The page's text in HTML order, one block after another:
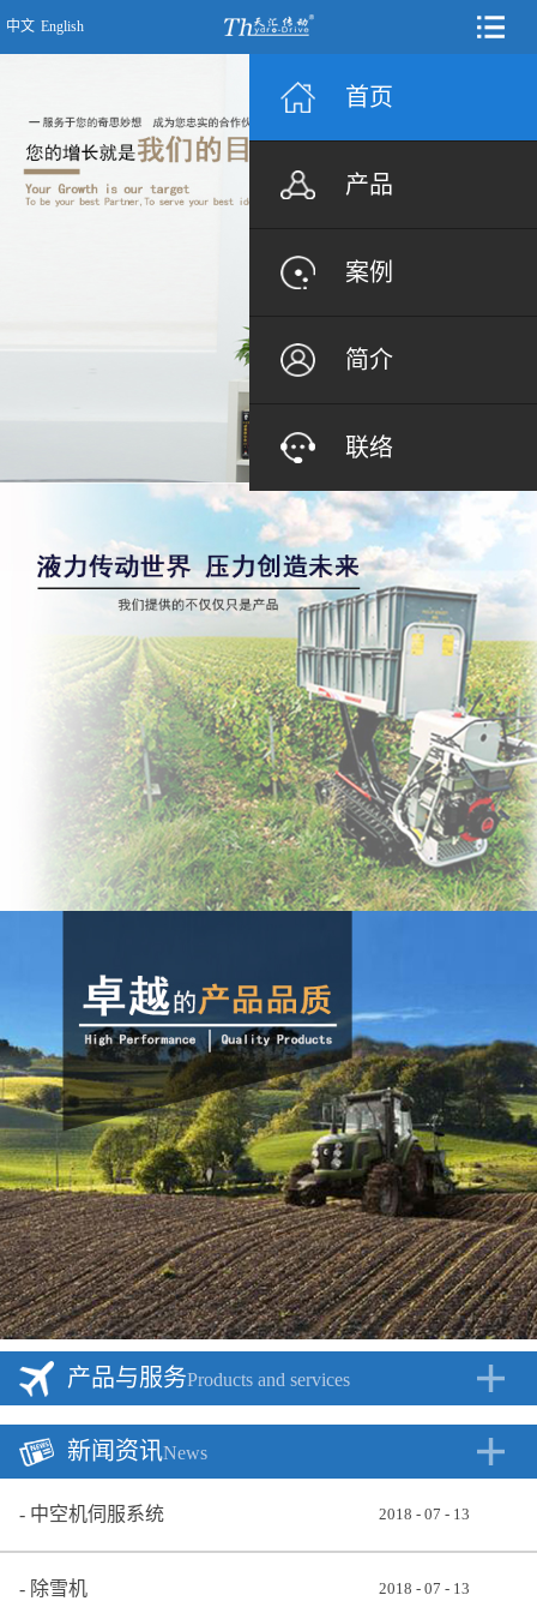
中文 English
首页
产品
案例
简介
联络
产品与服务Products and services
新闻资讯News
中空机伺服系统 2018 - 07 - 13
除雪机 2018 - 07 - 13